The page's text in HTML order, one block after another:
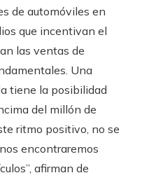
de automóviles en
que incentivan el
las ventas de
Una
tiene la posibilidad
del millón de
ritmo positivo, no se
encontraremos
afirman de